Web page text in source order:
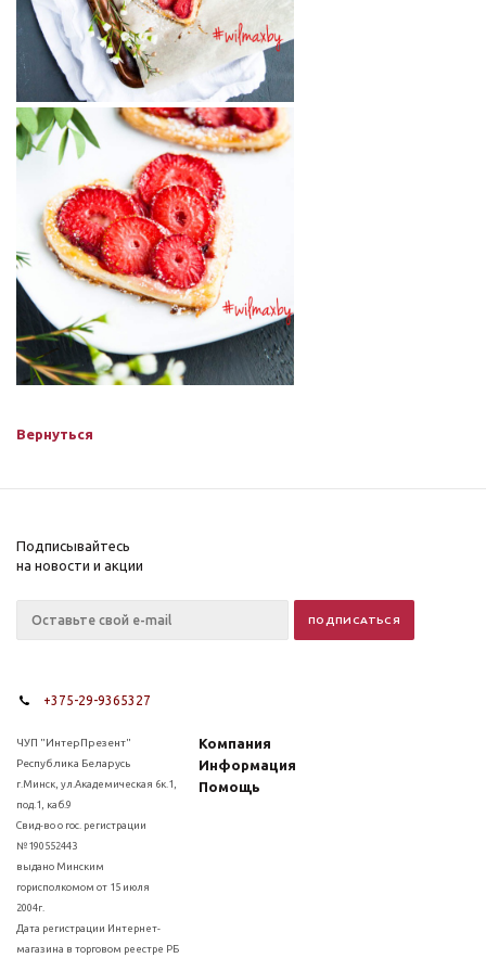
Вернуться
Подписывайтесь
на новости и акции
+375-29-9365327
ЧУП "ИнтерПрезент"
Республика Беларусь
г.Минск, ул.Академическая 6к.1,
под.1, каб.9
Свид-во о гос. регистрации
№190552443
выдано Минским
горисполкомом от 15 июля
2004г.
Дата регистрации Интернет-
магазина в торговом реестре РБ
Компания
Информация
Помощь